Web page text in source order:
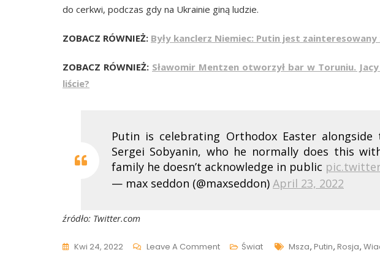
do cerkwi, podczas gdy na Ukrainie giną ludzie.
ZOBACZ RÓWNIEŻ: Były kanclerz Niemiec: Putin jest
ZOBACZ RÓWNIEŻ: Sławomir Mentzen otworzył bar w Toruniu.
liście?
Putin is celebrating Orthodox Easter
Sergei Sobyanin, who he normally does this
family he doesn’t acknowledge in public
— max seddon (@maxseddon) April 23, 2022
źródło: Twitter.com
Kwi 24, 2022 Leave A CommentOn
Świat Tags
Msza, Putin, Rosja,